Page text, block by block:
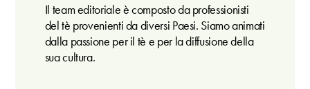
Il team editoriale è composto da professionisti
del tè provenienti da diversi Paesi. Siamo animati
dalla passione per il tè e per la diffusione della
sua cultura.